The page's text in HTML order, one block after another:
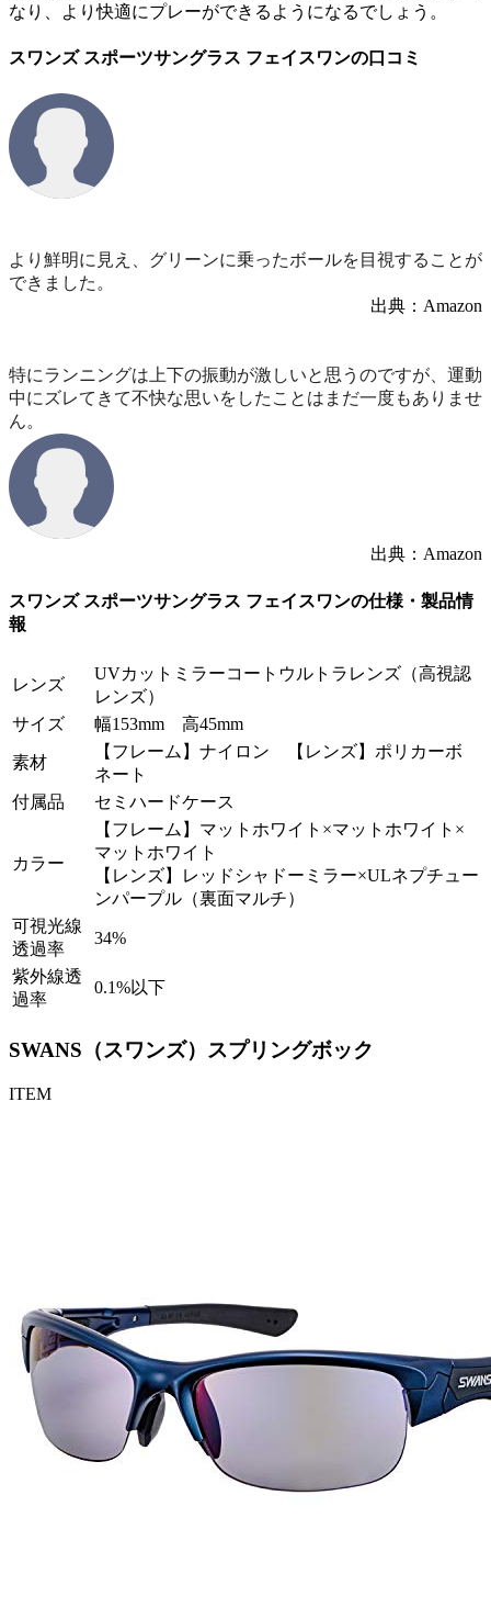
なり、より快適にプレーができるようになるでしょう。
スワンズ スポーツサングラス フェイスワンの口コミ
より鮮明に見え、グリーンに乗ったボールを目視することが
できました。
出典：Amazon
特にランニングは上下の振動が激しいと思うのですが、運動
中にズレてきて不快な思いをしたことはまだ一度もありませ
ん。
出典：Amazon
スワンズ スポーツサングラス フェイスワンの仕様・製品情
報
レンズ
UVカットミラーコートウルトラレンズ（高視認
レンズ）
サイズ
幅153mm 高45mm
素材
【フレーム】ナイロン 【レンズ】ポリカーボ
ネート
付属品
セミハードケース
カラー
【フレーム】マットホワイト×マットホワイト×
マットホワイト
【レンズ】レッドシャドーミラー×ULネプチュー
ンパープル（裏面マルチ）
可視光線
透過率
34%
紫外線透
過率
0.1%以下
SWANS（スワンズ）スプリングボック
ITEM